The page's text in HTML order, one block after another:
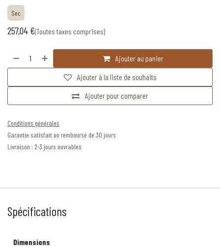
Sec
257,04 €(Toutes taxes comprises)
Ajouter au panier
Ajouter pour comparer
Ajouter à la liste de souhaits
Conditions générales
Garantie satisfait ou remboursé de 30 jours
Livraison : 2-3 jours ouvrables
Spécifications
Dimensions